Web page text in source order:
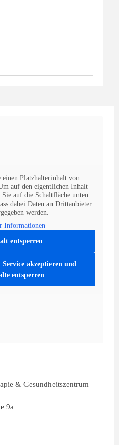
einen Platzhalterinhalt von
auf den eigentlichen Inhalt
auf die Schaltfläche unten.
dabei Daten an Drittanbieter
werden.
Informationen
entsperren
akzeptieren und
entsperren
& Gesundheitszentrum
9a